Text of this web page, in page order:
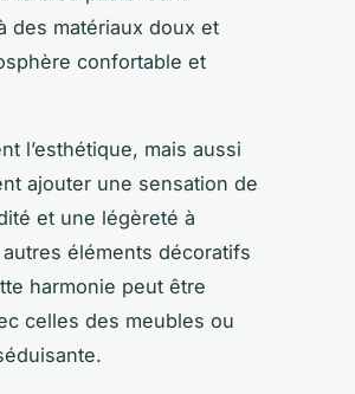
des matériaux doux et
confortable et
l’esthétique, mais aussi
ajouter une sensation de
et une légèreté à
éléments décoratifs
harmonie peut être
celles des meubles ou